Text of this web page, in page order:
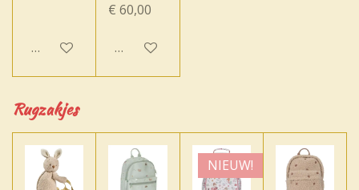
In winkelwagen
€ 60,00
In winkelwagen
Rugzakjes
NIEUW!